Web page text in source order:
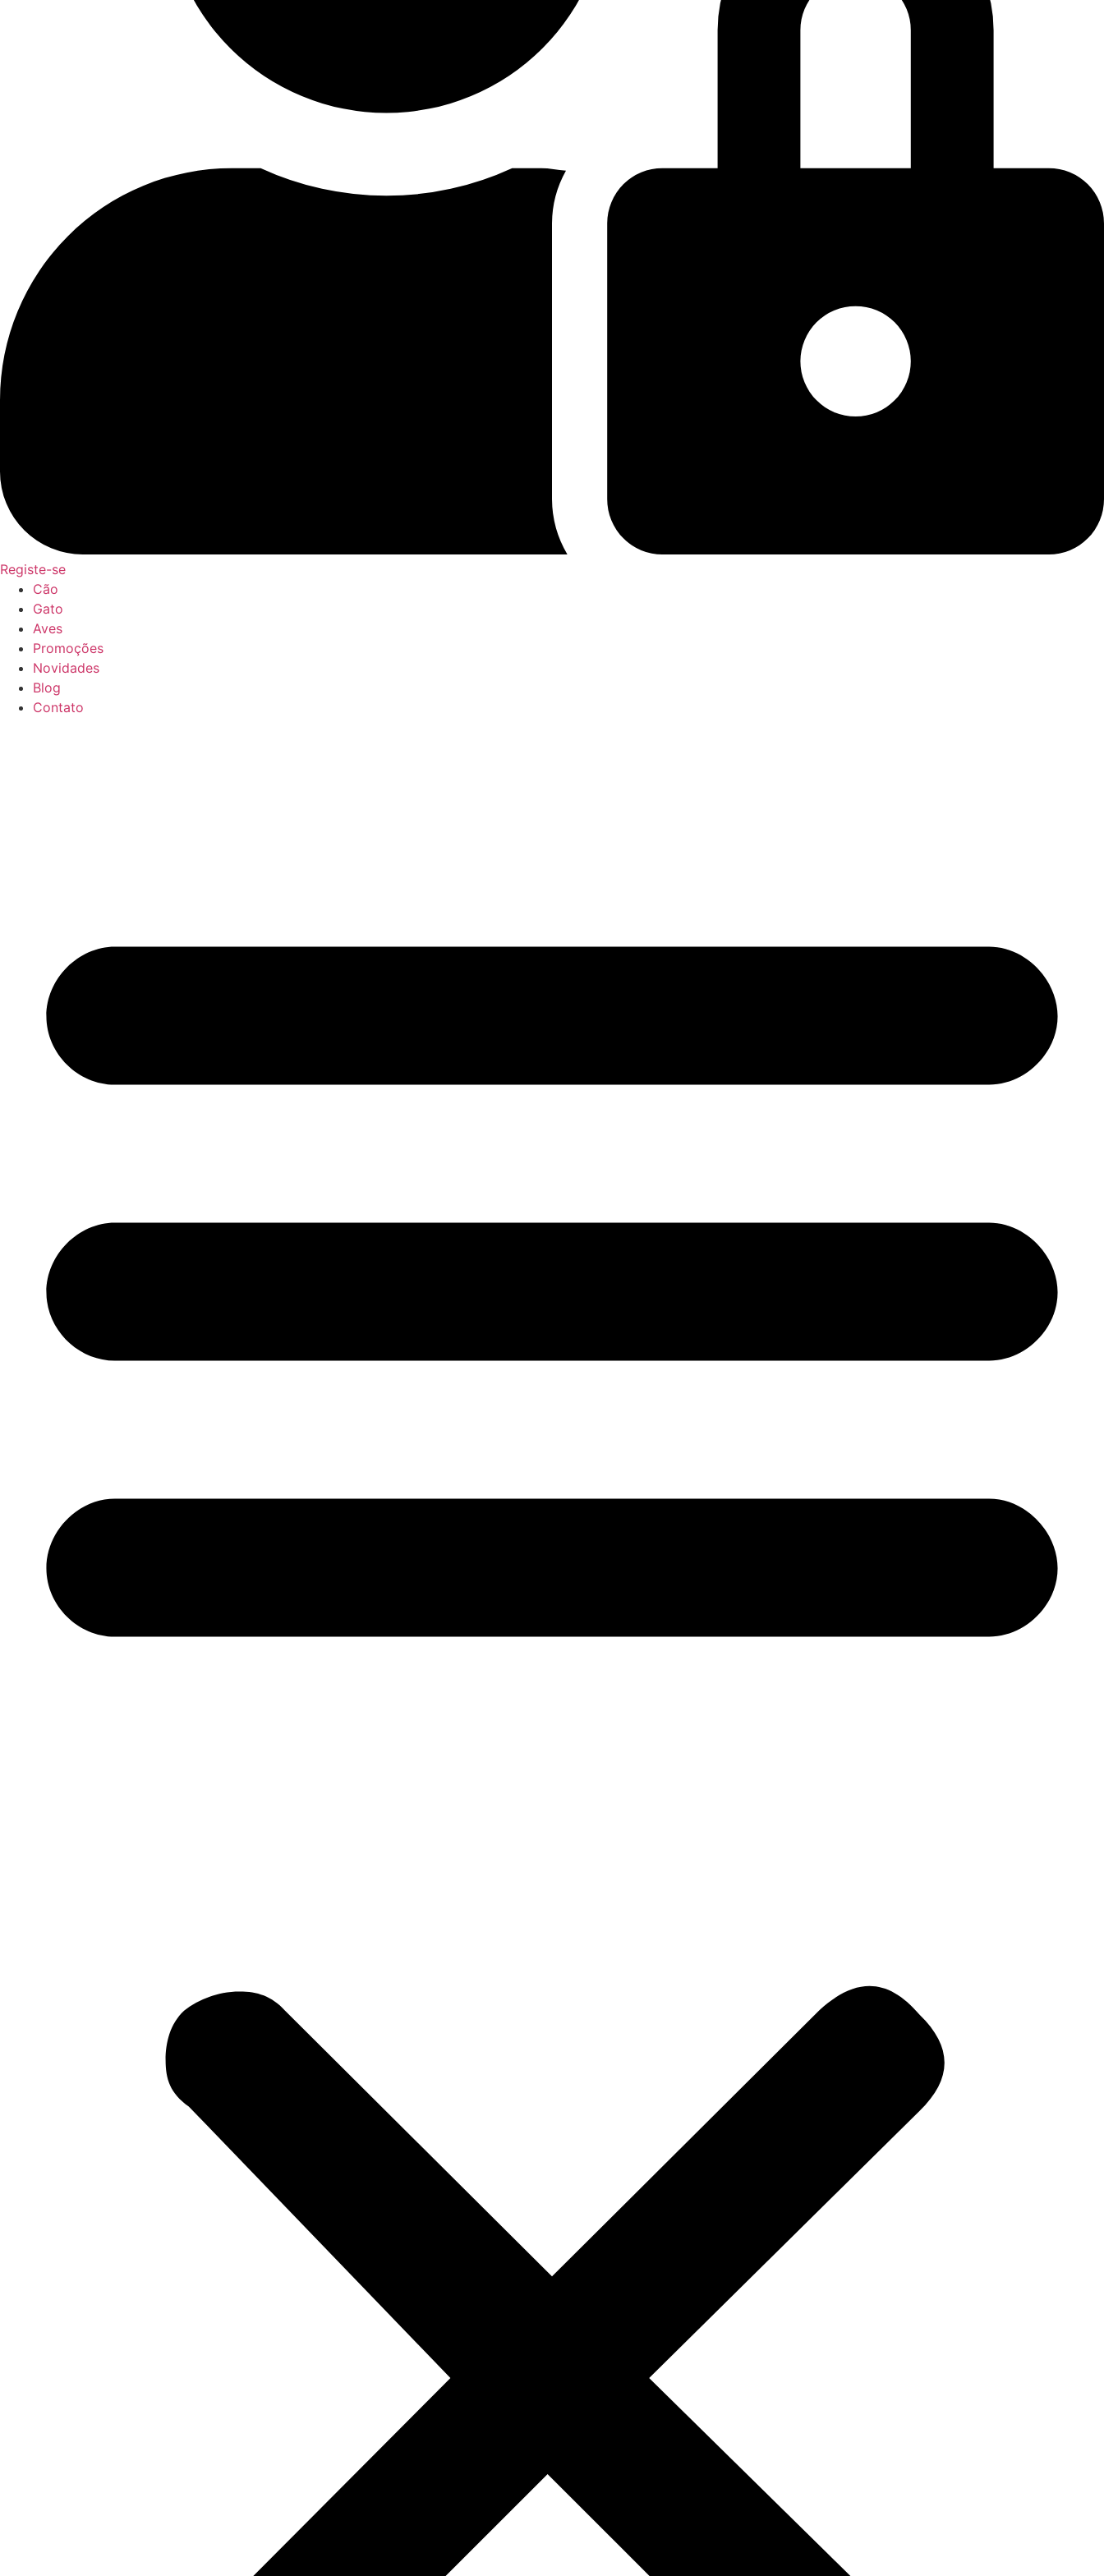
Registe-se
Cão
Gato
Aves
Promoções
Novidades
Blog
Contato